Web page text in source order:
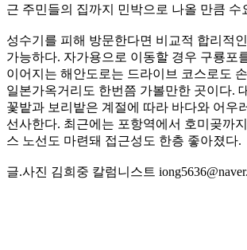
근 주민들의 집까지 민박으로 나올 만큼 수
성수기를 피해 방문한다면 비교적 합리적
가능하다. 자가용으로 이동할 경우 구룡포
이어지는 해안도로는 드라이브 코스로도
일본가옥거리도 한번쯤 가볼만한 곳이다.
꽃밭과 보리밭은 계절에 따라 바다와 어우
선사한다. 최근에는 포항역에서 호미곶까
스 노선도 마련돼 접근성도 한층 좋아졌다.
글.사진 김희중 칼럼니스트